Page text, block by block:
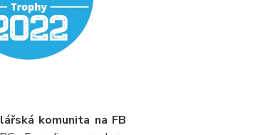
komunita na FB